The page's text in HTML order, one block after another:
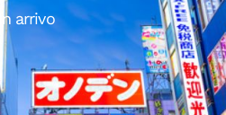
In arrivo